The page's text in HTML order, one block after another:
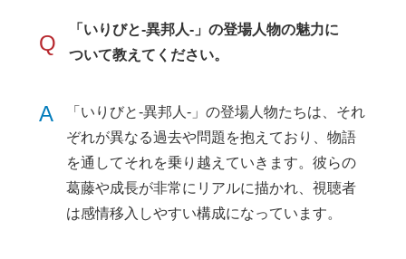
Q
「いりびと-異邦人-」の登場人物の魅力に
ついて教えてください。
A
「いりびと-異邦人-」の登場人物たちは、それ
ぞれが異なる過去や問題を抱えており、物語
を通してそれを乗り越えていきます。彼らの
葛藤や成長が非常にリアルに描かれ、視聴者
は感情移入しやすい構成になっています。